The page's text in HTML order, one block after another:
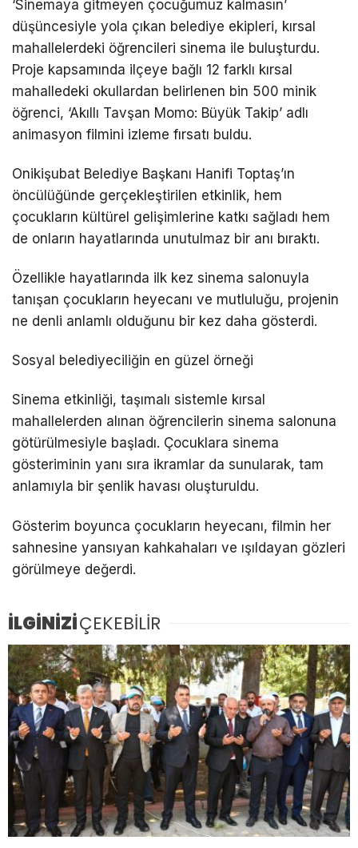
‘Sinemaya gitmeyen çocuğumuz kalmasın’
düşüncesiyle yola çıkan belediye ekipleri, kırsal
mahallelerdeki öğrencileri sinema ile buluşturdu.
Proje kapsamında ilçeye bağlı 12 farklı kırsal
mahalledeki okullardan belirlenen bin 500 minik
öğrenci, ‘Akıllı Tavşan Momo: Büyük Takip’ adlı
animasyon filmini izleme fırsatı buldu.
Onikişubat Belediye Başkanı Hanifi Toptaş’ın
öncülüğünde gerçekleştirilen etkinlik, hem
çocukların kültürel gelişimlerine katkı sağladı hem
de onların hayatlarında unutulmaz bir anı bıraktı.
Özellikle hayatlarında ilk kez sinema salonuyla
tanışan çocukların heyecanı ve mutluluğu, projenin
ne denli anlamlı olduğunu bir kez daha gösterdi.
Sosyal belediyeciliğin en güzel örneği
Sinema etkinliği, taşımalı sistemle kırsal
mahallelerden alınan öğrencilerin sinema salonuna
götürülmesiyle başladı. Çocuklara sinema
gösteriminin yanı sıra ikramlar da sunularak, tam
anlamıyla bir şenlik havası oluşturuldu.
Gösterim boyunca çocukların heyecanı, filmin her
sahnesine yansıyan kahkahaları ve ışıldayan gözleri
görülmeye değerdi.
İLGİNİZİÇEKEBİLİR